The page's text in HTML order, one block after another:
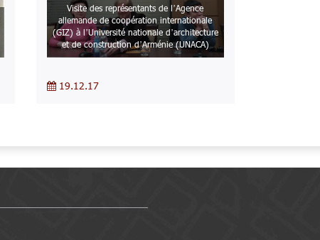
Visite des représentants de l’Agence
allemande de coopération internationale
(GIZ) à l’Université nationale d’architecture
et de construction d’Arménie (UNACA)
19.12.17